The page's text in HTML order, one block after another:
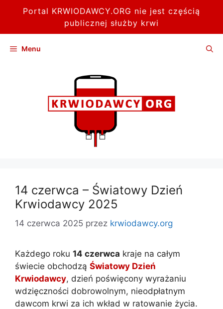
Portal KRWIODAWCY.ORG nie jest częścią
publicznej służby krwi
Menu
14 czerwca – Światowy Dzień
Krwiodawcy 2025
14 czerwca 2025 przez krwiodawcy.org
Każdego roku 14 czerwca kraje na całym
świecie obchodzą Światowy Dzień
Krwiodawcy, dzień poświęcony wyrażaniu
wdzięczności dobrowolnym, nieodpłatnym
dawcom krwi za ich wkład w ratowanie życia.